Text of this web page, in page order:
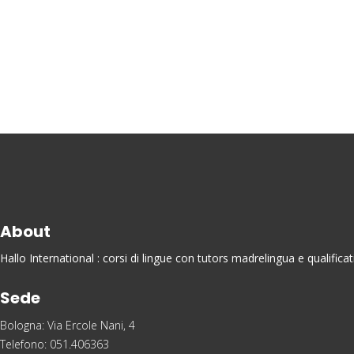
About
Hallo International : corsi di lingue con tutors madrelingua e
Sede
Bologna: Via Ercole Nani, 4
Telefono: 051.406363